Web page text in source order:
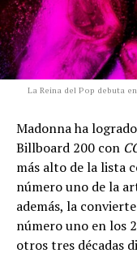
La Reina del Pop debuta
Madonna ha
Billboard 200 con
más alto de la lista
número uno de la
además, la
número uno en los
otros tres décadas